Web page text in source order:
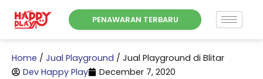
PENAWARAN TERBARU
Home / Jual Playground / Jual Playground di Blitar
Dev Happy Play
December 7, 2020